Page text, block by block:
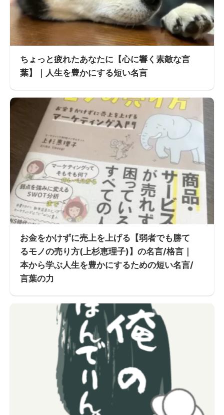
ちょっと疲れたあなたに【心に響く素敵な言
葉】｜人生を豊かにする短い名言
お金をかけずに売上を上げる【弱者でも勝て
るモノの売り方(上杉恵理子)】の名言/格言｜
本から学ぶ人生を豊かにするための短い名言/
言葉の力